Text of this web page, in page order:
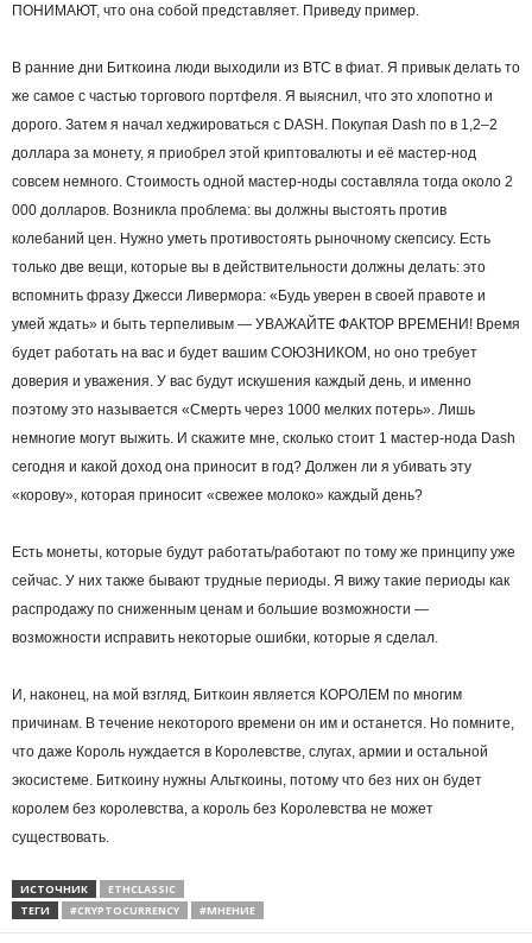
ПОНИМАЮТ, что она собой представляет. Приведу пример.
В ранние дни Биткоина люди выходили из BTC в фиат. Я привык делать то
же самое с частью торгового портфеля. Я выяснил, что это хлопотно и
дорого. Затем я начал хеджироваться с DASH. Покупая Dash по в 1,2–2
доллара за монету, я приобрел этой криптовалюты и её мастер-нод
совсем немного. Стоимость одной мастер-ноды составляла тогда около 2
000 долларов. Возникла проблема: вы должны выстоять против
колебаний цен. Нужно уметь противостоять рыночному скепсису. Есть
только две вещи, которые вы в действительности должны делать: это
вспомнить фразу Джесси Ливермора: «Будь уверен в своей правоте и
умей ждать» и быть терпеливым — УВАЖАЙТЕ ФАКТОР ВРЕМЕНИ! Время
будет работать на вас и будет вашим СОЮЗНИКОМ, но оно требует
доверия и уважения. У вас будут искушения каждый день, и именно
поэтому это называется «Смерть через 1000 мелких потерь». Лишь
немногие могут выжить. И скажите мне, сколько стоит 1 мастер-нода Dash
сегодня и какой доход она приносит в год? Должен ли я убивать эту
«корову», которая приносит «свежее молоко» каждый день?
Есть монеты, которые будут работать/работают по тому же принципу уже
сейчас. У них также бывают трудные периоды. Я вижу такие периоды как
распродажу по сниженным ценам и большие возможности —
возможности исправить некоторые ошибки, которые я сделал.
И, наконец, на мой взгляд, Биткоин является КОРОЛЕМ по многим
причинам. В течение некоторого времени он им и останется. Но помните,
что даже Король нуждается в Королевстве, слугах, армии и остальной
экосистеме. Биткоину нужны Альткоины, потому что без них он будет
королем без королевства, а король без Королевства не может
существовать.
ИСТОЧНИК
ETHCLASSIC
ТЕГИ
#CRYPTOCURRENCY #МНЕНИЕ